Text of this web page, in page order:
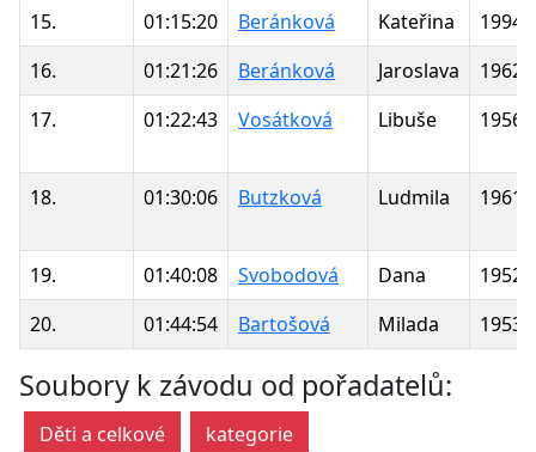
15.
01:15:20 Beránková Kateřina
1994
16.
01:21:26 Beránková Jaroslava
1962
17.
01:22:43 Vosátková Libuše 1956
18. 01:30:06 Butzková Ludmila 1961
19. 01:40:08 Svobodová Dana
1952
20.
01:44:54 Bartošová Milada 1953
Soubory k závodu od pořadatelů:
Děti a celkové kategorie